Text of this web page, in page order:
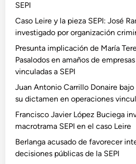
SEPI
Caso Leire y la pieza SEPI: José
investigado por organización
Presunta implicación de María
Pasalodos en amaños de
vinculadas a SEPI
Juan Antonio Carrillo Donaire
su dictamen en operaciones
Francisco Javier López Buciega
macrotrama SEPI en el caso Leire
Berlanga acusado de favorecer
decisiones públicas de la SEPI